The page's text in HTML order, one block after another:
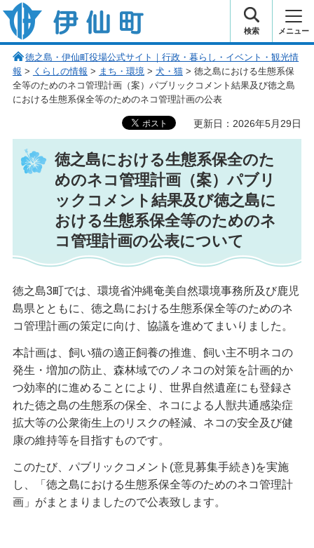
伊仙町 健康・長寿と子宝の町
検索 メニュー
徳之島・伊仙町役場公式サイト｜行政・暮らし・イベント・観光情
報 > くらしの情報 > まち・環境> 犬・猫> 徳之島における生態系保
全等のためのネコ管理計画（案）パブリックコメント結果及び徳之島
における生態系保全等のためのネコ管理計画の公表
更新日：2026年5月29日
徳之島における生態系保全のた
めのネコ管理計画（案）パブリ
ックコメント結果及び徳之島に
おける生態系保全等のためのネ
コ管理計画の公表について
徳之島3町では、環境省沖縄奄美自然環境事務所及び鹿児
島県とともに、徳之島における生態系保全等のためのネ
コ管理計画の策定に向け、協議を進めてまいりました。
本計画は、飼い猫の適正飼養の推進、飼い主不明ネコの
発生・増加の防止、森林域でのノネコの対策を計画的か
つ効率的に進めることにより、世界自然遺産にも登録さ
れた徳之島の生態系の保全、ネコによる人獣共通感染症
拡大等の公衆衛生上のリスクの軽減、ネコの安全及び健
康の維持等を目指すものです。
このたび、パブリックコメント(意見募集手続き)を実施
し、「徳之島における生態系保全等のためのネコ管理計
画」がまとまりましたので公表致します。